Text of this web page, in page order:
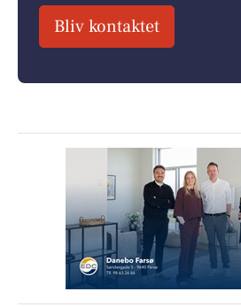
Bliv kontaktet